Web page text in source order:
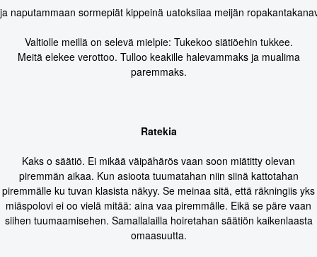
ja naputammaan sormepiät kippeinä uatoksiiaa meijän
Valtiolle meillä on selevä mielpie: Tukekoo siätiöehin tukkee.
Meitä elekee verottoo. Tulloo keakille halevammaks ja mualima
paremmaks.
Ratekia
Kaks o säätiö. Ei mikää väipähärös vaan soon miätitty olevan
piremmän aikaa. Kun asioota tuumatahan niin siinä kattotahan
piremmälle ku tuvan klasista näkyy. Se meinaa sitä, että räkningiis yks
miäspolovi ei oo vielä mitää: aina vaa piremmälle. Eikä se päre vaan
siihen tuumaamisehen. Samallalailla hoiretahan säätiön kaikenlaasta
omaasuutta.